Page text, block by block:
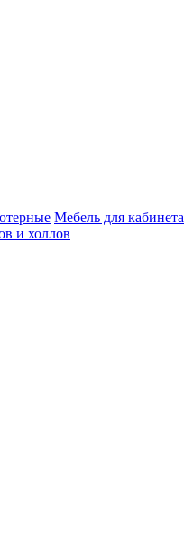
Мебель для кабинета
и холлов